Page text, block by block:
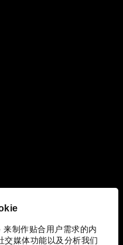
制作贴合用户需求的内
交媒体功能以及分析我们